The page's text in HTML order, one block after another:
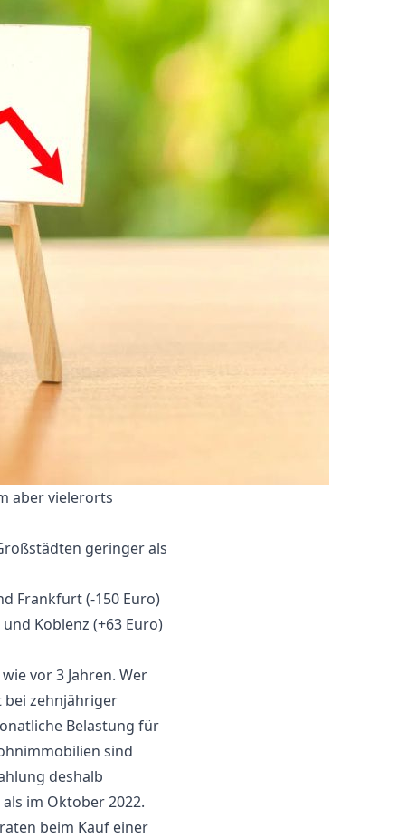
aber vielerorts
geringer als
Frankfurt (-150 Euro)
Koblenz (+63 Euro)
vor 3 Jahren. Wer
bei zehnjähriger
Belastung für
sind
deshalb
im Oktober 2022.
beim Kauf einer